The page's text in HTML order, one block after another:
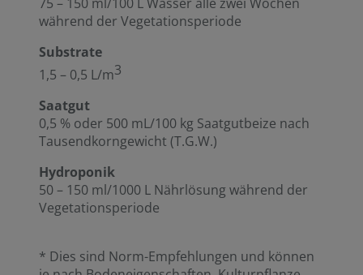
während der Vegetationsperiode
Substrate
1,5 – 0,5 L/m3
Saatgut
0,5 % oder 500 mL/100 kg Saatgutbeize nach
Tausendkorngewicht (T.G.W.)
Hydroponik
50 – 150 ml/1000 L Nährlösung während der
Vegetationsperiode
* Dies sind Norm-Empfehlungen und können